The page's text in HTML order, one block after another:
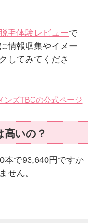
毛体験レビューで
情報収集やイメー
してみてくださ
ンズTBCの公式ページ
高いの？
本で93,640円ですか
せん。